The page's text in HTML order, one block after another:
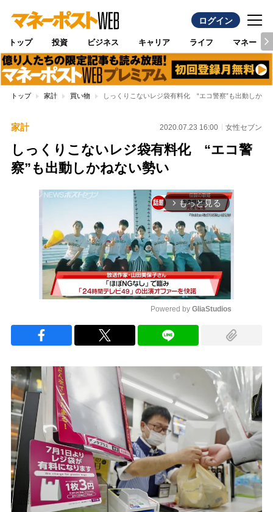
ログイン
トップ 投資 ビジネス キャリア ライフ マネー
トップ 家計 買い物 しっくりこないレジ袋有料化 “エコ警察”も出動しかね
家計 2020.07.23 16:00 女性セブン
しっくりこないレジ袋有料化 “エコ警
察”も出動しかねない勢い
arrow_forward_ios もっと見る
Powered by GliaStudios